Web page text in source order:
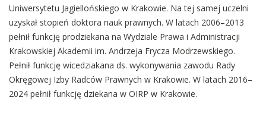
Uniwersytetu Jagiellońskiego w Krakowie. Na tej samej uczelni
uzyskał stopień doktora nauk prawnych. W latach 2006–2013
pełnił funkcję prodziekana na Wydziale Prawa i Administracji
Krakowskiej Akademii im. Andrzeja Frycza Modrzewskiego.
Pełnił funkcję wicedziakana ds. wykonywania zawodu Rady
Okręgowej Izby Radców Prawnych w Krakowie. W latach 2016–
2024 pełnił funkcję dziekana w OIRP w Krakowie.